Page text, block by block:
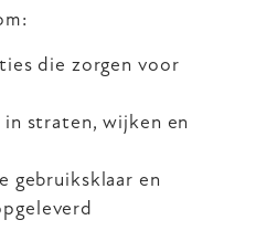
die zorgen voor
straten, wijken en
gebruiksklaar en